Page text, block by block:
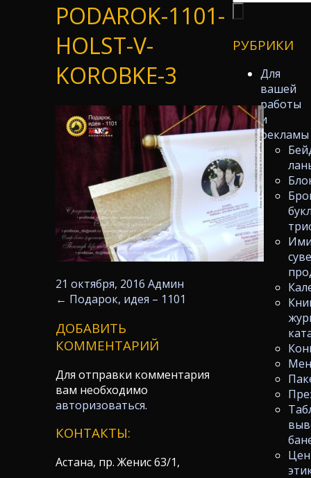
РУБРИКИ
Для
вашей
работы
и
рекламы
PODAROK-1101-
HOLST-V-
KOROBKE-3
21 октября, 2016 Админ
← Подарок, идея – 1101
ДОБАВИТЬ
КОММЕНТАРИЙ
Для отправки комментария
вам необходимо
авторизоваться.
КОНТАКТЫ:
Астана, пр. Женис 63/1,